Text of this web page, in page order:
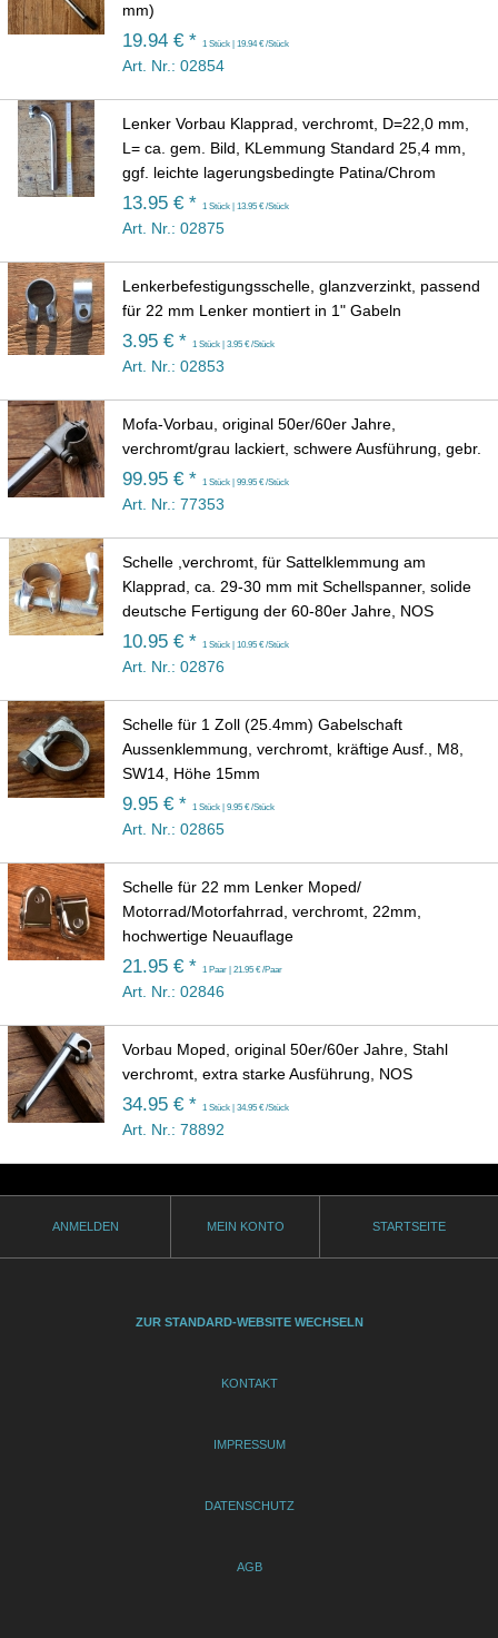
mm)
19.94 € * 1 Stück | 19.94 € /Stück
Art. Nr.: 02854
Lenker Vorbau Klapprad, verchromt, D=22,0 mm,
L= ca. gem. Bild, KLemmung Standard 25,4 mm,
ggf. leichte lagerungsbedingte Patina/Chrom
13.95 € * 1 Stück | 13.95 € /Stück
Art. Nr.: 02875
Lenkerbefestigungsschelle, glanzverzinkt, passend
für 22 mm Lenker montiert in 1" Gabeln
3.95 € * 1 Stück | 3.95 € /Stück
Art. Nr.: 02853
Mofa-Vorbau, original 50er/60er Jahre,
verchromt/grau lackiert, schwere Ausführung, gebr.
99.95 € * 1 Stück | 99.95 € /Stück
Art. Nr.: 77353
Schelle ,verchromt, für Sattelklemmung am
Klapprad, ca. 29-30 mm mit Schellspanner, solide
deutsche Fertigung der 60-80er Jahre, NOS
10.95 € * 1 Stück | 10.95 € /Stück
Art. Nr.: 02876
Schelle für 1 Zoll (25.4mm) Gabelschaft
Aussenklemmung, verchromt, kräftige Ausf., M8,
SW14, Höhe 15mm
9.95 € * 1 Stück | 9.95 € /Stück
Art. Nr.: 02865
Schelle für 22 mm Lenker Moped/
Motorrad/Motorfahrrad, verchromt, 22mm,
hochwertige Neuauflage
21.95 € * 1 Paar | 21.95 € /Paar
Art. Nr.: 02846
Vorbau Moped, original 50er/60er Jahre, Stahl
verchromt, extra starke Ausführung, NOS
34.95 € * 1 Stück | 34.95 € /Stück
Art. Nr.: 78892
ANMELDEN MEIN KONTO STARTSEITE
ZUR STANDARD-WEBSITE WECHSELN
KONTAKT
IMPRESSUM
DATENSCHUTZ
AGB